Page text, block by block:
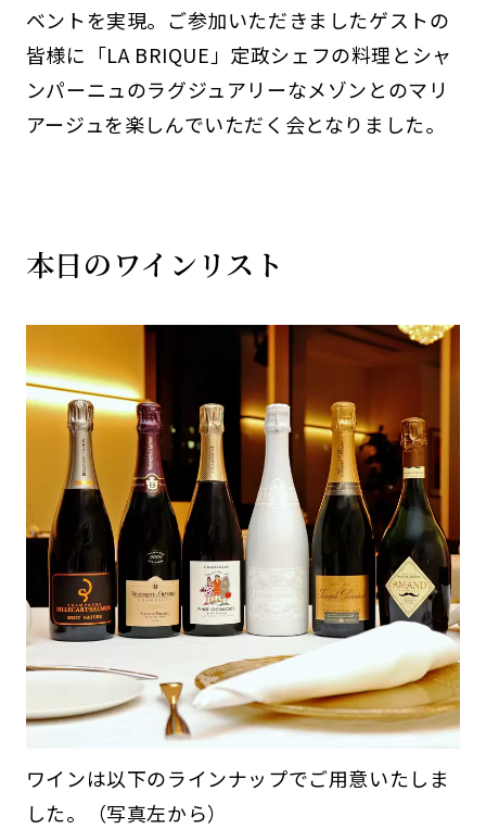
ベントを実現。ご参加いただきましたゲストの
皆様に「LA BRIQUE」定政シェフの料理とシャ
ンパーニュのラグジュアリーなメゾンとのマリ
アージュを楽しんでいただく会となりました。
本日のワインリスト
ワインは以下のラインナップでご用意いたしま
した。（写真左から）